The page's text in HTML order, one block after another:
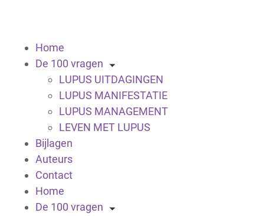
Home
De 100 vragen
LUPUS UITDAGINGEN
LUPUS MANIFESTATIE
LUPUS MANAGEMENT
LEVEN MET LUPUS
Bijlagen
Auteurs
Contact
Home
De 100 vragen